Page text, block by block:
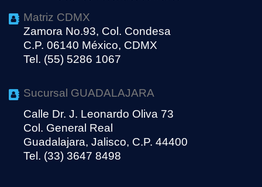
Matriz CDMX
Zamora No.93, Col. Condesa
C.P. 06140 México, CDMX
Tel. (55) 5286 1067
Sucursal GUADALAJARA
Calle Dr. J. Leonardo Oliva 73
Col. General Real
Guadalajara, Jalisco, C.P. 44400
Tel. (33) 3647 8498